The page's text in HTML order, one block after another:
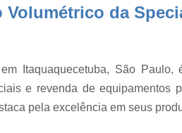
para
laboratório
Estufa de
secagem
Volumétrico da
Itaquaquecetuba, São
e revenda de equipamentos
pela excelência em seus